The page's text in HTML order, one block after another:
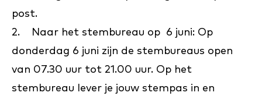
post.
2. Naar het stembureau op 6 juni: Op
donderdag 6 juni zijn de stembureaus open
van 07.30 uur tot 21.00 uur. Op het
stembureau lever je jouw stempas in en